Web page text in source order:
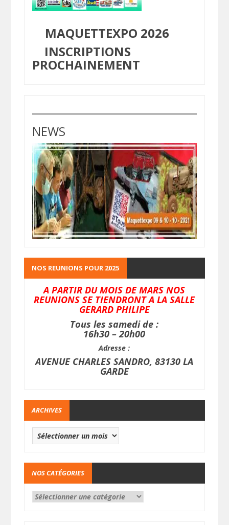
MAQUETTEXPO 2026
INSCRIPTIONS
PROCHAINEMENT
NEWS
NOS REUNIONS POUR 2025
A PARTIR DU MOIS DE MARS NOS
REUNIONS SE TIENDRONT A LA SALLE
GERARD PHILIPE
Tous les samedi de :
16h30 – 20h00
Adresse :
AVENUE CHARLES SANDRO, 83130 LA
GARDE
ARCHIVES
NOS CATÉGORIES